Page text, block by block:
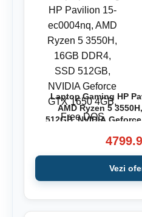
Laptop Gaming HP
AMD Ryzen 5
512GB, NVIDIA
Vezi